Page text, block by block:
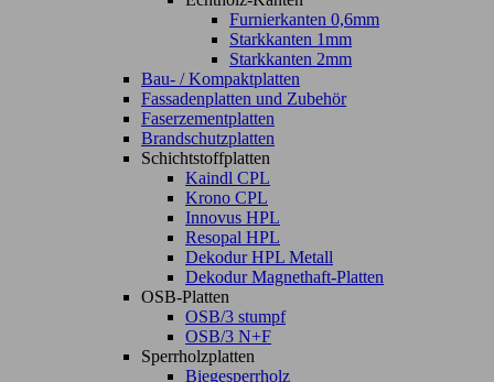
Furnierkanten 0,6mm
Starkkanten 1mm
Starkkanten 2mm
Bau- / Kompaktplatten
Fassadenplatten und Zubehör
Faserzementplatten
Brandschutzplatten
Schichtstoffplatten
Kaindl CPL
Krono CPL
Innovus HPL
Resopal HPL
Dekodur HPL Metall
Dekodur Magnethaft-Platten
OSB-Platten
OSB/3 stumpf
OSB/3 N+F
Sperrholzplatten
Biegesperrholz